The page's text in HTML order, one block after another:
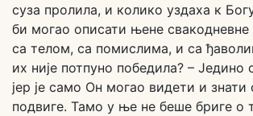
суза пролила, и колико уздаха к
би могао описати њене свакодневне
са телом, са помислима, и са
их није потпуно победила? – Једино
јер је само Он могао видети и
подвиге. Тамо у ње не беше бриге о